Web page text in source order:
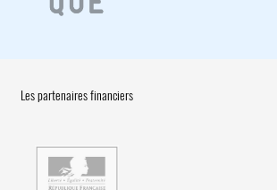
Les partenaires financiers